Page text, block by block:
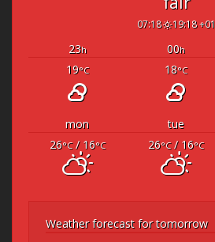
07:18 19:18 +01
23h 00h
19°C 18°C
mon tue
26°C/ 16°C 26°C/ 16°C
Weather forecast for tomorrow